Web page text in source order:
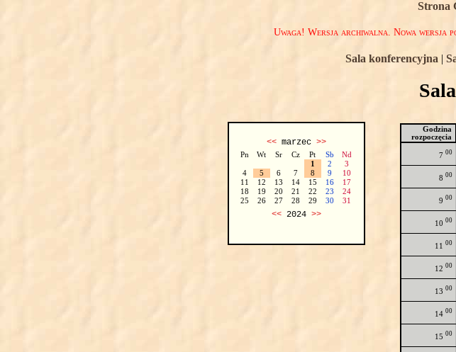
Strona
Uwaga! Wersja archiwalna. Nowa wersja
Sala konferencyjna |
<<marzec >>
Pn Wt Sr Cz Pt Sb
Nd
1
2
3
4
5 6 7 8 9
10
11
12 13 14 15 16
17
18
19 20 21 22 23
24
25
26 27 28 29 30 31
<<2024 >>
Godzina
rozpoczęcia
7 00
8 00
9 00
10 00
11 00
12 00
13 00
14 00
15 00